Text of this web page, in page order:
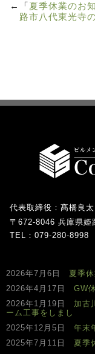
←「夏季休業のお
路市八代東光寺
代表取締役：髙橋良太
〒672-8046 兵庫県姫
TEL：079-280-8998
2026年7月6日 夏季
2026年4月17日 GW
2026年1月19日 加古
ーム工事をしまし
2025年12月5日 年末
2025年7月11日 夏季